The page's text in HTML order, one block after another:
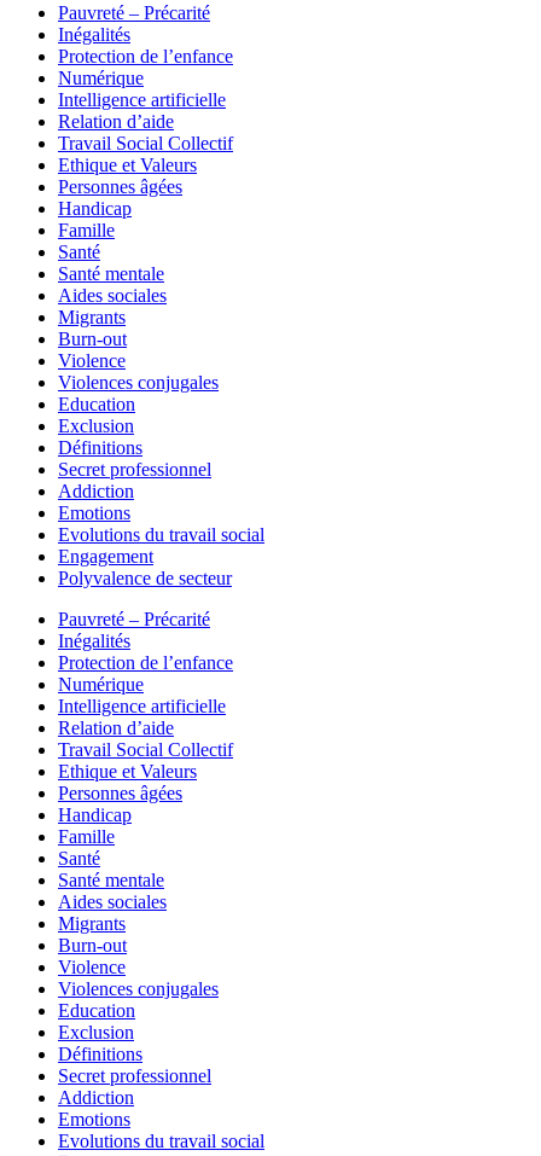
Pauvreté – Précarité
Inégalités
Protection de l’enfance
Numérique
Intelligence artificielle
Relation d’aide
Travail Social Collectif
Ethique et Valeurs
Personnes âgées
Handicap
Famille
Santé
Santé mentale
Aides sociales
Migrants
Burn-out
Violence
Violences conjugales
Education
Exclusion
Définitions
Secret professionnel
Addiction
Emotions
Evolutions du travail social
Engagement
Polyvalence de secteur
Pauvreté – Précarité
Inégalités
Protection de l’enfance
Numérique
Intelligence artificielle
Relation d’aide
Travail Social Collectif
Ethique et Valeurs
Personnes âgées
Handicap
Famille
Santé
Santé mentale
Aides sociales
Migrants
Burn-out
Violence
Violences conjugales
Education
Exclusion
Définitions
Secret professionnel
Addiction
Emotions
Evolutions du travail social